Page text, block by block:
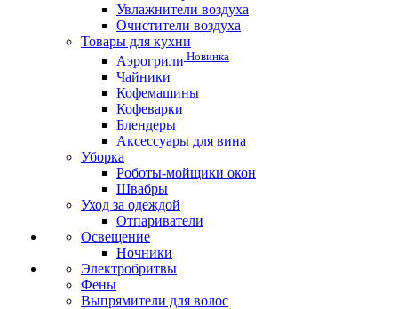
Увлажнители воздуха
Очистители воздуха
Товары для кухни
Аэрогрили Новинка
Чайники
Кофемашины
Кофеварки
Блендеры
Аксессуары для вина
Уборка
Роботы-мойщики окон
Швабры
Уход за одеждой
Отпариватели
Освещение
Ночники
Электробритвы
Фены
Выпрямители для волос